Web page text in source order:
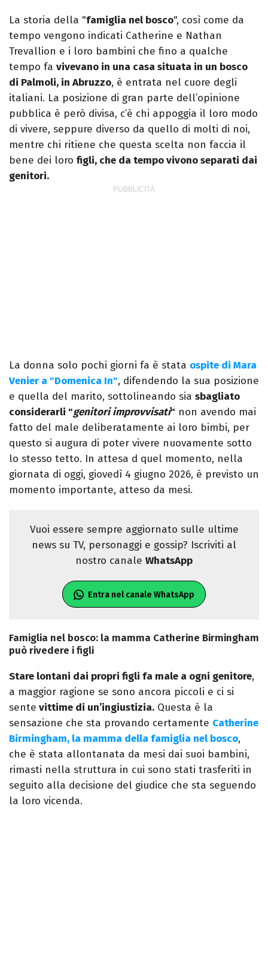
La storia della "famiglia nel bosco", così come da
tempo vengono indicati Catherine e Nathan
Trevallion e i loro bambini che fino a qualche
tempo fa vivevano in una casa situata in un bosco
di Palmoli, in Abruzzo, è entrata nel cuore degli
italiani. La posizione di gran parte dell’opinione
pubblica è però divisa, c’è chi appoggia il loro modo
di vivere, seppure diverso da quello di molti di noi,
mentre chi ritiene che questa scelta non faccia il
bene dei loro figli, che da tempo vivono separati dai
genitori.
La donna solo pochi giorni fa è stata ospite di Mara
Venier a "Domenica In", difendendo la sua posizione
e quella del marito, sottolineando sia sbagliato
considerarli "genitori improvvisati" non avendo mai
fatto del male deliberatamente ai loro bimbi, per
questo si augura di poter vivere nuovamente sotto
lo stesso tetto. In attesa d quel momento, nella
giornata di oggi, giovedì 4 giugno 2026, è previsto un
momento importante, atteso da mesi.
Vuoi essere sempre aggiornato sulle ultime
news su TV, personaggi e gossip? Iscriviti al
nostro canale WhatsApp
Entra nel canale WhatsApp
Famiglia nel bosco: la mamma Catherine Birmingham
può rivedere i figli
Stare lontani dai propri figli fa male a ogni genitore,
a maggior ragione se sono ancora piccoli e ci si
sente vittime di un’ingiustizia. Questa è la
sensazione che sta provando certamente Catherine
Birmingham, la mamma della famiglia nel bosco,
che è stata allontanata da mesi dai suoi bambini,
rimasti nella struttura in cui sono stati trasferiti in
seguito alla decisione del giudice che sta seguendo
la loro vicenda.